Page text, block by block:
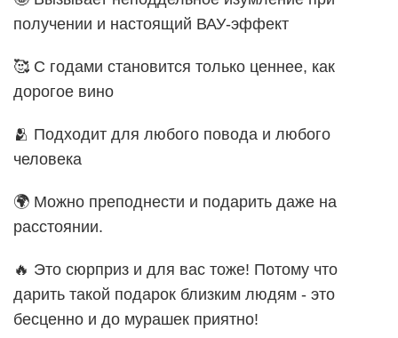
получении и настоящий ВАУ-эффект
🥰 С годами становится только ценнее, как
дорогое вино
🫂 Подходит для любого повода и любого
человека
🌍 Можно преподнести и подарить даже на
расстоянии.
🔥 Это сюрприз и для вас тоже! Потому что
дарить такой подарок близким людям - это
бесценно и до мурашек приятно!